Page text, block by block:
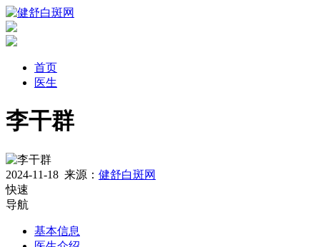
首页
医生
李干群
2024-11-18 来源： 健舒白斑网
快速
导航
基本信息